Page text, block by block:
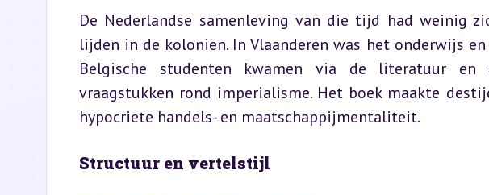
De Nederlandse samenleving van die tijd had weinig
lijden in de koloniën. In Vlaanderen was het onderwijs
Belgische studenten kwamen via de literatuur
vraagstukken rond imperialisme. Het boek maakte
hypocriete handels- en maatschappijmentaliteit.
Structuur en vertelstijl